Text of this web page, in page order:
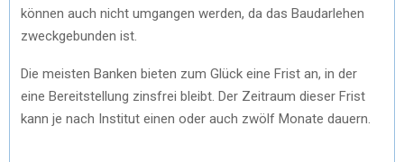
können auch nicht umgangen werden, da das Baudarlehen
zweckgebunden ist.
Die meisten Banken bieten zum Glück eine Frist an, in der
eine Bereitstellung zinsfrei bleibt. Der Zeitraum dieser Frist
kann je nach Institut einen oder auch zwölf Monate dauern.